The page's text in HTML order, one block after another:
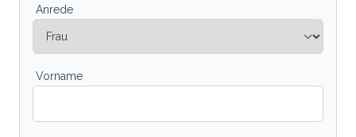
Anrede
Vorname